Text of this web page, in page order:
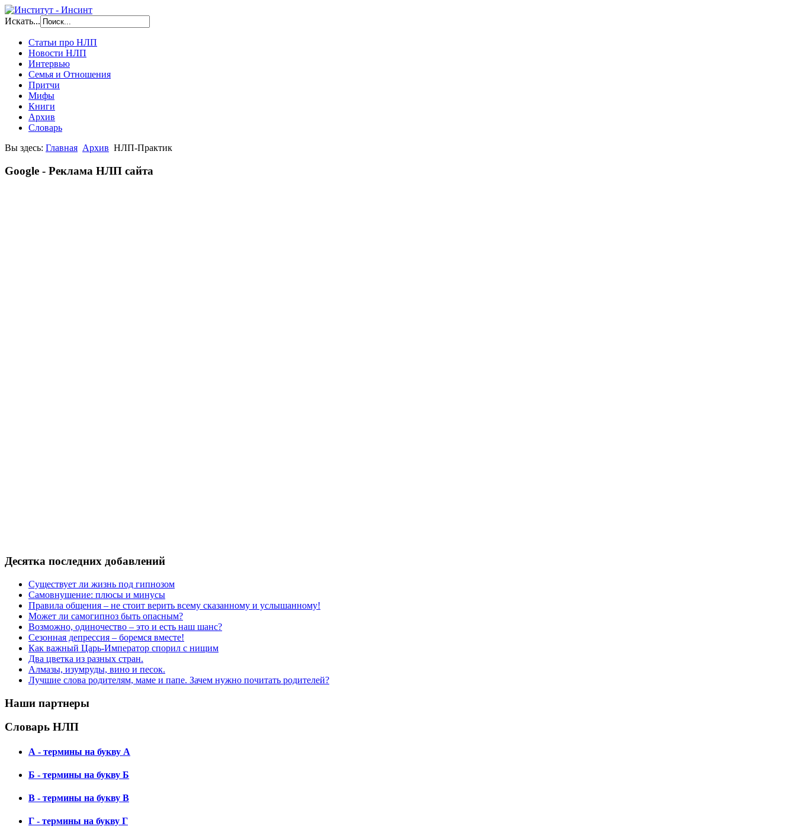
Искать...
Статьи про НЛП
Новости НЛП
Интервью
Семья и Отношения
Притчи
Мифы
Книги
Архив
Словарь
Вы здесь: Главная Архив НЛП-Практик
Google - Реклама НЛП сайта
Десятка последних добавлений
Существует ли жизнь под гипнозом
Самовнушение: плюсы и минусы
Правила общения – не стоит верить всему сказанному и услышанному!
Может ли самогипноз быть опасным?
Возможно, одиночество – это и есть наш шанс?
Сезонная депрессия – боремся вместе!
Как важный Царь-Император спорил с нищим
Два цветка из разных стран.
Алмазы, изумруды, вино и песок.
Лучшие слова родителям, маме и папе. Зачем нужно почитать родителей?
Наши партнеры
Словарь НЛП
А - термины на букву А
Б - термины на букву Б
В - термины на букву В
Г - термины на букву Г